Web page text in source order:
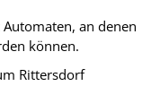
an denen
können.
Rittersdorf